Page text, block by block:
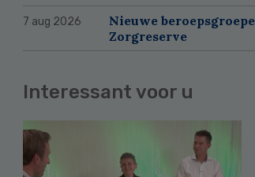
7 aug 2026
Nieuwe
Zorgreserve
Interessant voor u